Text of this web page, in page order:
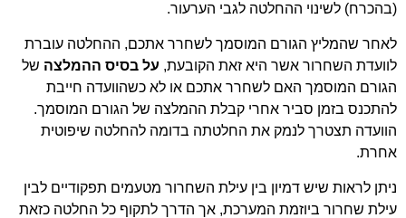
(בהכרח) לשינוי ההחלטה לגבי הערעור.
לאחר שהמליץ הגורם המוסמך לשחרר אתכם, ההחלטה עוברת
לוועדת השחרור אשר היא זאת הקובעת, על בסיס ההמלצה של
הגורם המוסמך האם לשחרר אתכם או לא כשהוועדה חייבת
להתכנס בזמן סביר אחרי קבלת ההמלצה של הגורם המוסמך.
הוועדה תצטרך לנמק את החלטתה בדומה להחלטה שיפוטית
אחרת.
ניתן לראות שיש דמיון בין עילת השחרור מטעמים תפקודיים לבין
עילת שחרור ביוזמת המערכת, אך הדרך לתקוף כל החלטה כזאת